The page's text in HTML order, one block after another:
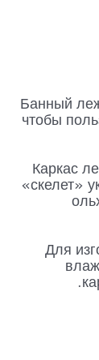
Банный
чтобы
Каркас
«скелет»
Для